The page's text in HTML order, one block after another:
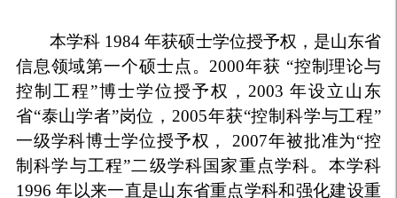
本学科 1984 年获硕士学位授予权，是山东省
信息领域第一个硕士点。2000年获 “控制理论与
控制工程”博士学位授予权，2003 年设立山东
省“泰山学者”岗位，2005年获“控制科学与工程”
一级学科博士学位授予权， 2007年被批准为“控
制科学与工程”二级学科国家重点学科。本学科
1996 年以来一直是山东省重点学科和强化建设重